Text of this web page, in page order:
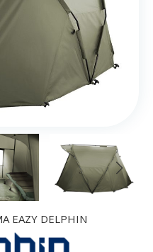
EAZY DELPHIN